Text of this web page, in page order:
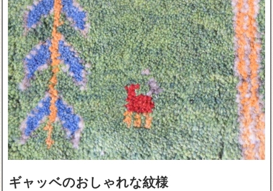
ギャッベのおしゃれな紋様